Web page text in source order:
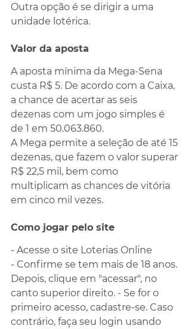
Outra opção é se dirigir a uma
unidade lotérica.
Valor da aposta
A aposta mínima da Mega-Sena
custa R$ 5. De acordo com a Caixa,
a chance de acertar as seis
dezenas com um jogo simples é
de 1 em 50.063.860.
A Mega permite a seleção de até 15
dezenas, que fazem o valor superar
R$ 22,5 mil, bem como
multiplicam as chances de vitória
em cinco mil vezes.
Como jogar pelo site
- Acesse o site Loterias Online
- Confirme se tem mais de 18 anos.
Depois, clique em "acessar", no
canto superior direito. - Se for o
primeiro acesso, cadastre-se. Caso
contrário, faça seu login usando